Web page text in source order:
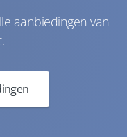
aanbiedingen van